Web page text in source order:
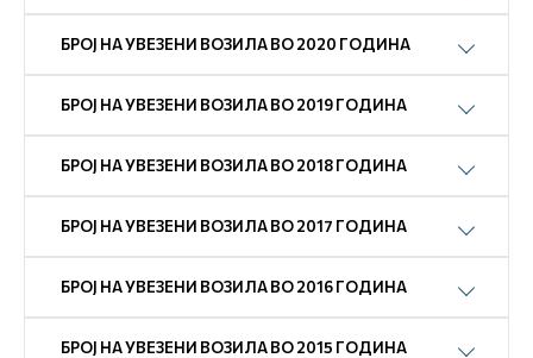
БРОЈ НА УВЕЗЕНИ ВОЗИЛА ВО 2020 ГОДИНА
БРОЈ НА УВЕЗЕНИ ВОЗИЛА ВО 2019 ГОДИНА
БРОЈ НА УВЕЗЕНИ ВОЗИЛА ВО 2018 ГОДИНА
БРОЈ НА УВЕЗЕНИ ВОЗИЛА ВО 2017 ГОДИНА
БРОЈ НА УВЕЗЕНИ ВОЗИЛА ВО 2016 ГОДИНА
БРОЈ НА УВЕЗЕНИ ВОЗИЛА ВО 2015 ГОДИНА